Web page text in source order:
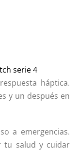
háptica.
y un después en
a emergencias.
tu salud y cuidar